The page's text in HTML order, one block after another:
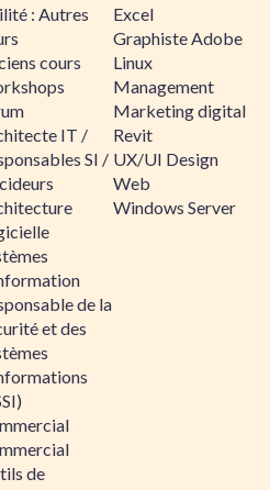
: Autres
cours
IT /
SI /
de la
et des
de
Excel
Graphiste Adobe
Linux
Management
Marketing digital
Revit
UX/UI Design
Web
Windows Server